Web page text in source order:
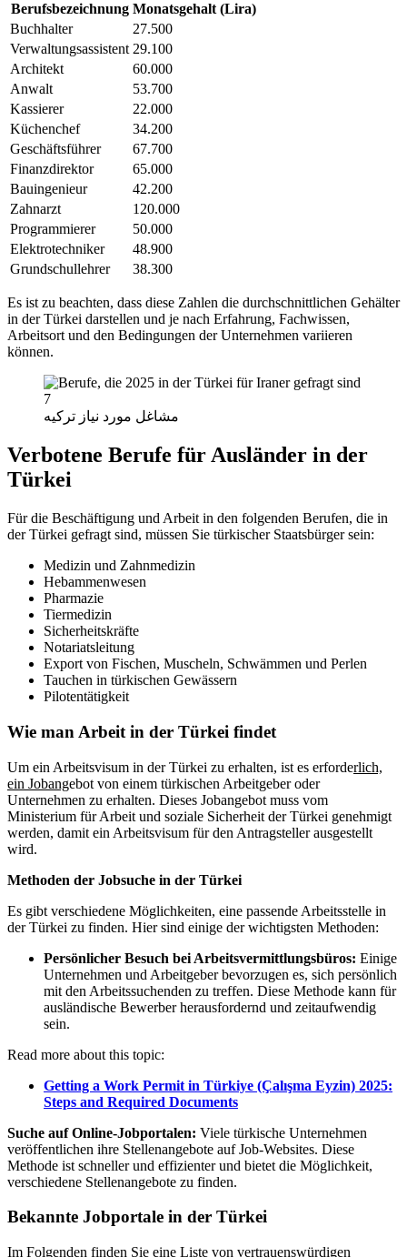
Berufsbezeichnung Monatsgehalt (Lira)
Buchhalter
27.500
Verwaltungsassistent 29.100
Architekt
60.000
Anwalt
53.700
Kassierer
22.000
Küchenchef
34.200
Geschäftsführer
67.700
Finanzdirektor
65.000
Bauingenieur
42.200
Zahnarzt
120.000
Programmierer
50.000
Elektrotechniker
48.900
Grundschullehrer
38.300
Es ist zu beachten, dass diese Zahlen die durchschnittlichen Gehälter
in der Türkei darstellen und je nach Erfahrung, Fachwissen,
Arbeitsort und den Bedingungen der Unternehmen variieren
können.
مشاغل مورد نیاز ترکیه
Verbotene Berufe für Ausländer in der
Türkei
Für die Beschäftigung und Arbeit in den folgenden Berufen, die in
der Türkei gefragt sind, müssen Sie türkischer Staatsbürger sein:
Medizin und Zahnmedizin
Hebammenwesen
Pharmazie
Tiermedizin
Sicherheitskräfte
Notariatsleitung
Export von Fischen, Muscheln, Schwämmen und Perlen
Tauchen in türkischen Gewässern
Pilotentätigkeit
Wie man Arbeit in der Türkei findet
Um ein Arbeitsvisum in der Türkei zu erhalten, ist es erforderlich,
ein Jobangebot von einem türkischen Arbeitgeber oder
Unternehmen zu erhalten. Dieses Jobangebot muss vom
Ministerium für Arbeit und soziale Sicherheit der Türkei genehmigt
werden, damit ein Arbeitsvisum für den Antragsteller ausgestellt
wird.
Methoden der Jobsuche in der Türkei
Es gibt verschiedene Möglichkeiten, eine passende Arbeitsstelle in
der Türkei zu finden. Hier sind einige der wichtigsten Methoden:
Persönlicher Besuch bei Arbeitsvermittlungsbüros: Einige
Unternehmen und Arbeitgeber bevorzugen es, sich persönlich
mit den Arbeitssuchenden zu treffen. Diese Methode kann für
ausländische Bewerber herausfordernd und zeitaufwendig
sein.
Read more about this topic:
Getting a Work Permit in Türkiye (Çalışma Eyzin) 2025:
Steps and Required Documents
Suche auf Online-Jobportalen: Viele türkische Unternehmen
veröffentlichen ihre Stellenangebote auf Job-Websites. Diese
Methode ist schneller und effizienter und bietet die Möglichkeit,
verschiedene Stellenangebote zu finden.
Bekannte Jobportale in der Türkei
Im Folgenden finden Sie eine Liste von vertrauenswürdigen